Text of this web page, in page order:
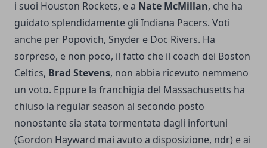
i suoi Houston Rockets, e a Nate McMillan, che ha
guidato splendidamente gli Indiana Pacers. Voti
anche per Popovich, Snyder e Doc Rivers. Ha
sorpreso, e non poco, il fatto che il coach dei Boston
Celtics, Brad Stevens, non abbia ricevuto nemmeno
un voto. Eppure la franchigia del Massachusetts ha
chiuso la regular season al secondo posto
nonostante sia stata tormentata dagli infortuni
(Gordon Hayward mai avuto a disposizione, ndr) e ai